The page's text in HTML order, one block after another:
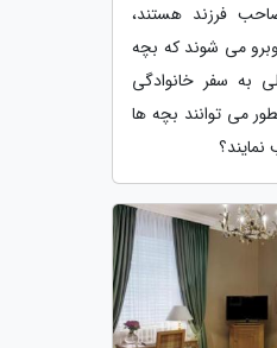
فرزند هستند،
می شوند که بچه
به سفر خانوادگی
می توانند بچه ها